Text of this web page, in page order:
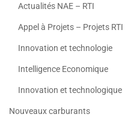
Actualités NAE – RTI
Appel à Projets – Projets RTI
Innovation et technologie
Intelligence Economique
Innovation et technologique
Nouveaux carburants